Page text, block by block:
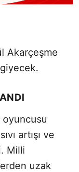
Akarçeşme
oyuncusu
artışı ve
Milli
uzak